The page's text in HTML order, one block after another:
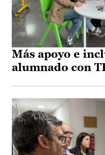
Más apoyo e
alumnado con